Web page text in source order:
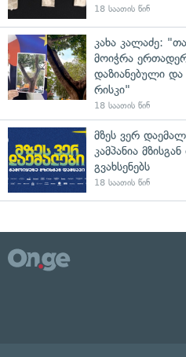
18 საათის წინ
კახა კალაძე:
მოიჭრა
დაზიანებული და
რისკი"
18 საათის წინ
მზეს ვერ
კამპანია
გვახსენებს
18 საათის წინ